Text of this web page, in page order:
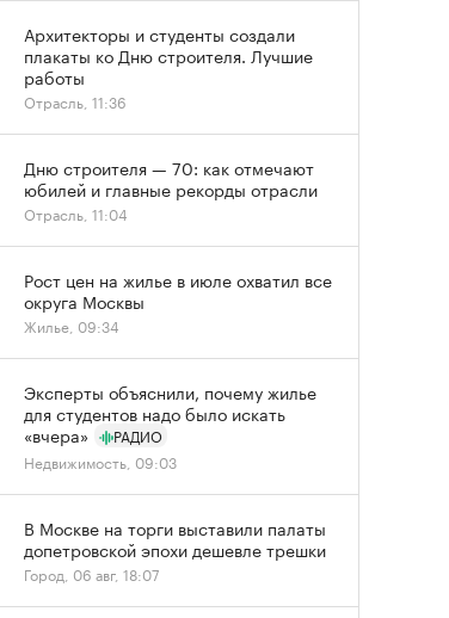
Архитекторы и студенты создали
плакаты ко Дню строителя. Лучшие
работы
Отрасль, 11:36
Дню строителя — 70: как отмечают
юбилей и главные рекорды отрасли
Отрасль, 11:04
Рост цен на жилье в июле охватил все
округа Москвы
Жилье, 09:34
Эксперты объяснили, почему жилье
для студентов надо было искать
«вчера»
РАДИО
Недвижимость, 09:03
В Москве на торги выставили палаты
допетровской эпохи дешевле трешки
Город, 06 авг, 18:07